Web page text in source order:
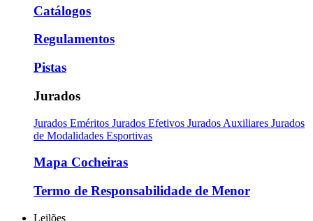
Catálogos
Regulamentos
Pistas
Jurados
Jurados Eméritos Jurados Efetivos Jurados Auxiliares Jurados
de Modalidades Esportivas
Mapa Cocheiras
Termo de Responsabilidade de Menor
Leilões